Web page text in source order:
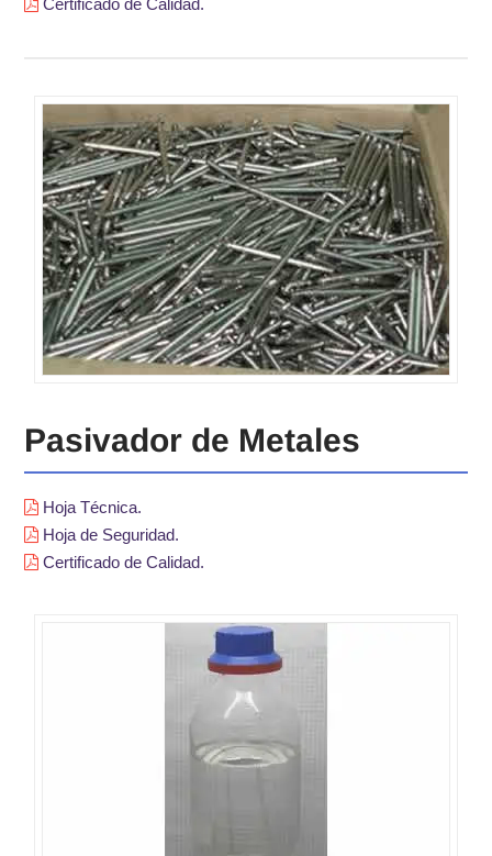
Pasivador de Metales
Hoja Técnica.
Hoja de Seguridad.
Certificado de Calidad.